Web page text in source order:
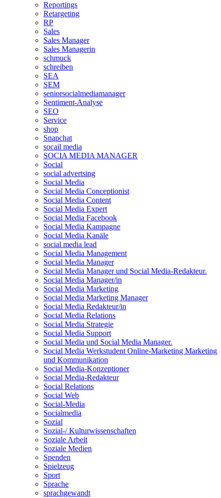
Reportings
Retargeting
RP
Sales
Sales Manager
Sales Managerin
schmuck
schreiben
SEA
SEM
seniorsocialmediamanager
Sentiment-Analyse
SEO
Service
shop
Snapchat
socail media
SOCIA MEDIA MANAGER
Social
social advertsing
Social Media
Social Media Conceptionist
Social Media Content
Social Media Expert
Social Media Facebook
Social Media Kampagne
Social Media Kanäle
social media lead
Social Media Management
Social Media Manager
Social Media Manager und Social Media-Redakteur.
Social Media Manager/in
Social Media Marketing
Social Media Marketing Manager
Social Media Redakteur/in
Social Media Relations
Social Media Strategie
Social Media Support
Social Media und Social Media Manager.
Social Media Werkstudent Online-Marketing Marketing
und Kommunikation
Social Media-Konzeptioner
Social Media-Redakteur
Social Relations
Social Web
Social-Media
Socialmedia
Sozial
Sozial-/ Kulturwissenschaften
Soziale Arbeit
Soziale Medien
Spenden
Spielzeug
Sport
Sprache
sprachgewandt